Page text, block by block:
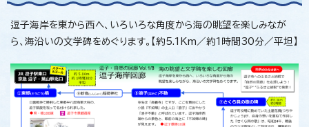
逗子海岸を東から西へ、いろいろな角度から海の眺望を楽しみなが
ら、海沿いの文学碑をめぐります。【約5.1Km／約1時間30分／平坦】